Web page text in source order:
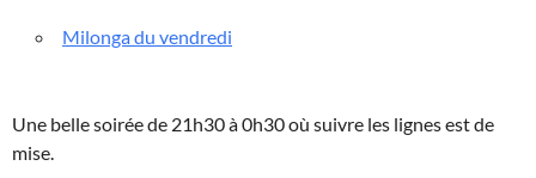
Milonga du vendredi
Une belle soirée de 21h30 à 0h30 où suivre les lignes est de
mise.